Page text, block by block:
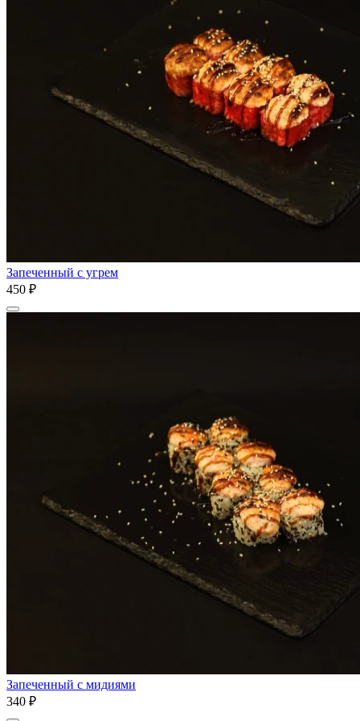
Запеченный с угрем
450 ₽
Запеченный с мидиями
340 ₽